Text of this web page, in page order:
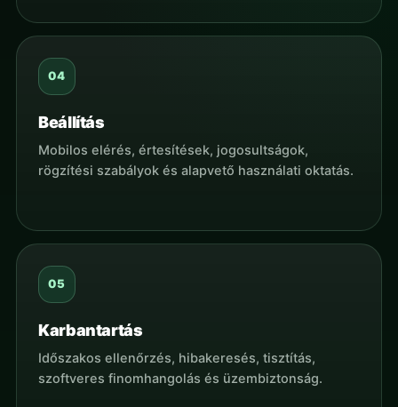
Beállítás
Mobilos elérés, értesítések, jogosultságok,
rögzítési szabályok és alapvető használati oktatás.
Karbantartás
Időszakos ellenőrzés, hibakeresés, tisztítás,
szoftveres finomhangolás és üzembiztonság.